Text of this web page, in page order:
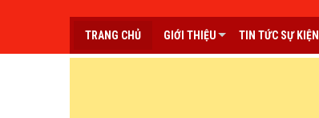
TRANG CHỦ GIỚI THIỆU TIN TỨC SỰ KIỆN